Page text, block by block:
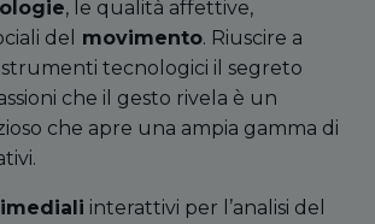
, le qualità affettive,
del
movimento. Riuscire a
tecnologici il segreto
che il gesto rivela è un
che apre una ampia gamma di
interattivi per l’analisi del